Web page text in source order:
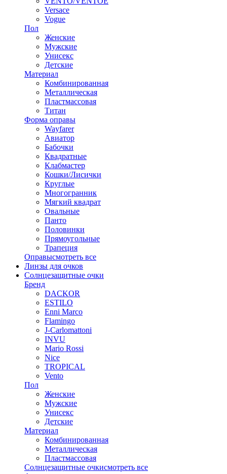
Versace
Vogue
Пол
Женские
Мужские
Унисекс
Детские
Материал
Комбинированная
Металлическая
Пластмассовая
Титан
Форма оправы
Wayfarer
Авиатор
Бабочки
Квадратные
Клабмастер
Кошки/Лисички
Круглые
Многогранник
Мягкий квадрат
Овальные
Панто
Половинки
Прямоугольные
Трапеция
Оправысмотреть все
Линзы для очков
Солнцезащитные очки
Бренд
DACKOR
ESTILO
Enni Marco
Flamingo
J-Carlomattoni
INVU
Mario Rossi
Nice
TROPICAL
Vento
Пол
Женские
Мужские
Унисекс
Детские
Материал
Комбинированная
Металлическая
Пластмассовая
Солнцезащитные очкисмотреть все